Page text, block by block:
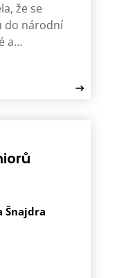
že se
do národní
a…
Šnajdra